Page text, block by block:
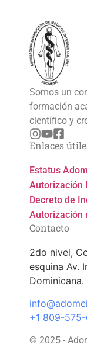
Somos un
formación
científico y
Enlaces
Estatus
Autorización
Decreto de
Autorización
Contacto
2do nivel,
esquina Av.
Dominicana.
+1 809-
© 2025 -